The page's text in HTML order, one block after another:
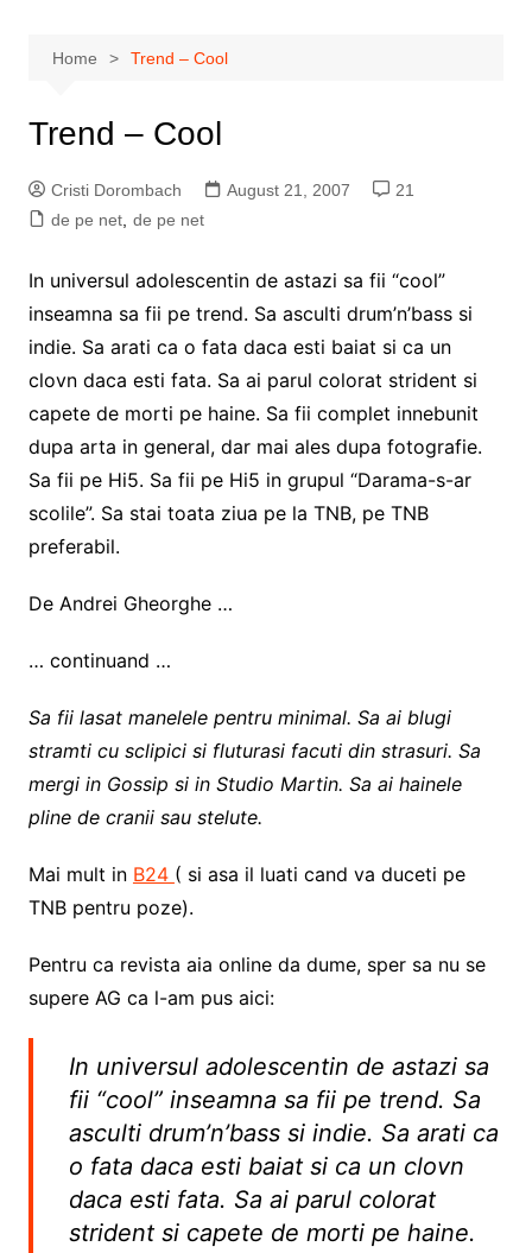
Home Trend – Cool
Trend – Cool
Cristi Dorombach August 21, 2007
21
de pe net, de pe net
In universul adolescentin de astazi sa fii “cool”
inseamna sa fii pe trend. Sa asculti drum’n’bass si
indie. Sa arati ca o fata daca esti baiat si ca un
clovn daca esti fata. Sa ai parul colorat strident si
capete de morti pe haine. Sa fii complet innebunit
dupa arta in general, dar mai ales dupa fotografie.
Sa fii pe Hi5. Sa fii pe Hi5 in grupul “Darama-s-ar
scolile”. Sa stai toata ziua pe la TNB, pe TNB
preferabil.
De Andrei Gheorghe …
… continuand …
Sa fii lasat manelele pentru minimal. Sa ai blugi
stramti cu sclipici si fluturasi facuti din strasuri. Sa
mergi in Gossip si in Studio Martin. Sa ai hainele
pline de cranii sau stelute.
Mai mult in B24 ( si asa il luati cand va duceti pe
TNB pentru poze).
Pentru ca revista aia online da dume, sper sa nu se
supere AG ca l-am pus aici:
In universul adolescentin de astazi sa
fii “cool” inseamna sa fii pe trend. Sa
asculti drum’n’bass si indie. Sa arati ca
o fata daca esti baiat si ca un clovn
daca esti fata. Sa ai parul colorat
strident si capete de morti pe haine.